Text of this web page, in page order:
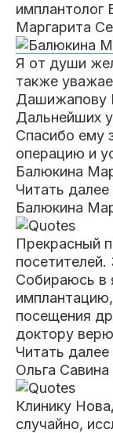
имплантолог
Маргарита
Я от души
также
Дашижапову
Дальнейших
Спасибо ему
операцию и
Балюкина
Читать далее
Балюкина
Прекрасный
Собираюсь в
посещения
доктору
Читать далее
Ольга Савина
Клинику
случайно,